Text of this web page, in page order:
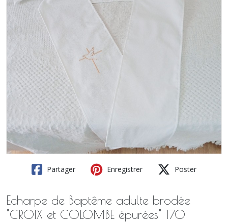
Partager Enregistrer Poster
Echarpe de Baptême adulte brodée
"CROIX et COLOMBE épurées" 170